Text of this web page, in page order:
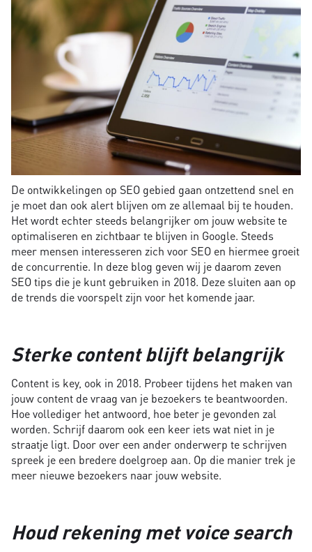
De ontwikkelingen op SEO gebied gaan ontzettend snel en
je moet dan ook alert blijven om ze allemaal bij te houden.
Het wordt echter steeds belangrijker om jouw website te
optimaliseren en zichtbaar te blijven in Google. Steeds
meer mensen interesseren zich voor SEO en hiermee groeit
de concurrentie. In deze blog geven wij je daarom zeven
SEO tips die je kunt gebruiken in 2018. Deze sluiten aan op
de trends die voorspelt zijn voor het komende jaar.
Sterke content blijft belangrijk
Content is key, ook in 2018. Probeer tijdens het maken van
jouw content de vraag van je bezoekers te beantwoorden.
Hoe vollediger het antwoord, hoe beter je gevonden zal
worden. Schrijf daarom ook een keer iets wat niet in je
straatje ligt. Door over een ander onderwerp te schrijven
spreek je een bredere doelgroep aan. Op die manier trek je
meer nieuwe bezoekers naar jouw website.
Houd rekening met voice search